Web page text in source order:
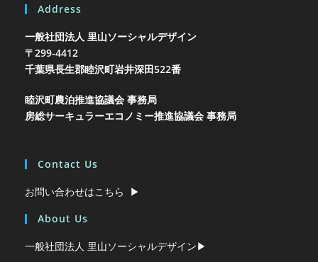
Address
一般社団法人 里山ソーシャルデザイン
〒299-4412
千葉県長生郡睦沢町岩井深田522番
睦沢町農泊推進協議会 事務局
房総サーキュラーエコノミー推進協議会 事務局
Contact Us
お問い合わせはこちら ▶︎
About Us
一般社団法人 里山ソーシャルデザイン▶︎